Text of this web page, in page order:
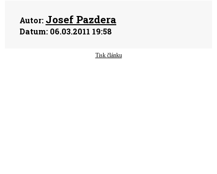
Autor: Josef Pazdera
Datum: 06.03.2011 19:58
Tisk článku